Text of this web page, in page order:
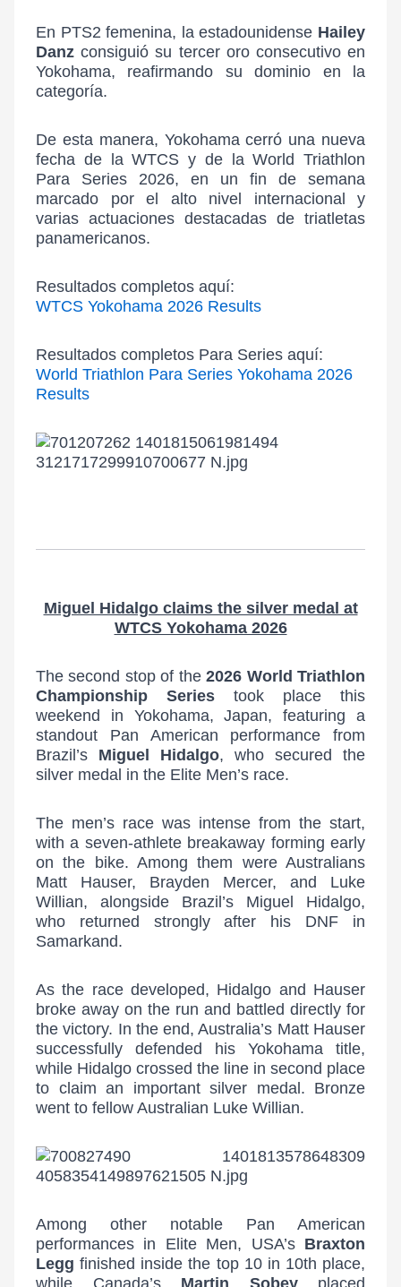
En PTS2 femenina, la estadounidense Hailey
Danz consiguió su tercer oro consecutivo en
Yokohama, reafirmando su dominio en la
categoría.
De esta manera, Yokohama cerró una nueva
fecha de la WTCS y de la World Triathlon
Para Series 2026, en un fin de semana
marcado por el alto nivel internacional y
varias actuaciones destacadas de triatletas
panamericanos.
Resultados completos aquí:
WTCS Yokohama 2026 Results
Resultados completos Para Series aquí:
World Triathlon Para Series Yokohama 2026
Results
Miguel Hidalgo claims the silver medal at
WTCS Yokohama 2026
The second stop of the2026 World Triathlon
Championship Series took place this
weekend in Yokohama, Japan, featuring a
standout Pan American performance from
Brazil’s Miguel Hidalgo, who secured the
silver medal in the Elite Men’s race.
The men’s race was intense from the start,
with a seven-athlete breakaway forming early
on the bike. Among them were Australians
Matt Hauser, Brayden Mercer, and Luke
Willian, alongside Brazil’s Miguel Hidalgo,
who returned strongly after his DNF in
Samarkand.
As the race developed, Hidalgo and Hauser
broke away on the run and battled directly for
the victory. In the end, Australia’s Matt Hauser
successfully defended his Yokohama title,
while Hidalgo crossed the line in second place
to claim an important silver medal. Bronze
went to fellow Australian Luke Willian.
Among other notable Pan American
performances in Elite Men, USA’s Braxton
Legg finished inside the top 10 in 10th place,
while Canada’s Martin Sobeyplaced